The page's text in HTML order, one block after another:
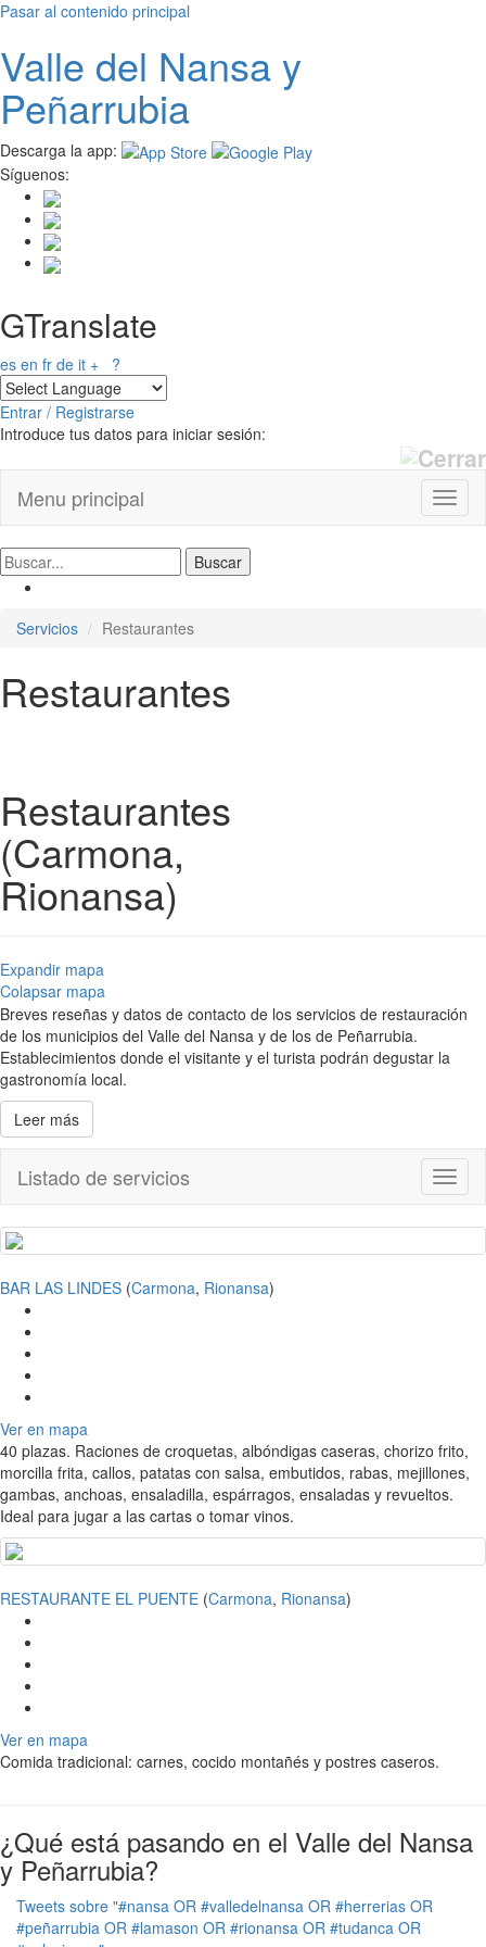
Pasar al contenido principal
Valle del Nansay
Peñarrubia
Descarga la app:
Síguenos:
GTranslate
es en fr de it + ?
Entrar / Registrarse
Introduce tus datos para iniciar sesión:
Menu principal
Servicios Restaurantes
Restaurantes
Restaurantes
(Carmona,
Rionansa)
Expandir mapa
Colapsar mapa
Breves reseñas y datos de contacto de los servicios de restauración
de los municipios del Valle del Nansa y de los de Peñarrubia.
Establecimientos donde el visitante y el turista podrán degustar la
gastronomía local.
Leer más
Listado de servicios
BAR LAS LINDES (Carmona, Rionansa)
Ver en mapa
40 plazas. Raciones de croquetas, albóndigas caseras, chorizo frito,
morcilla frita, callos, patatas con salsa, embutidos, rabas, mejillones,
gambas, anchoas, ensaladilla, espárragos, ensaladas y revueltos.
Ideal para jugar a las cartas o tomar vinos.
RESTAURANTE EL PUENTE (Carmona, Rionansa)
Ver en mapa
Comida tradicional: carnes, cocido montañés y postres caseros.
¿Qué está pasando en el Valle del Nansa
y Peñarrubia?
Tweets sobre "#nansa OR #valledelnansa OR #herrerias OR
#peñarrubia OR #lamason OR #rionansa OR #tudanca OR